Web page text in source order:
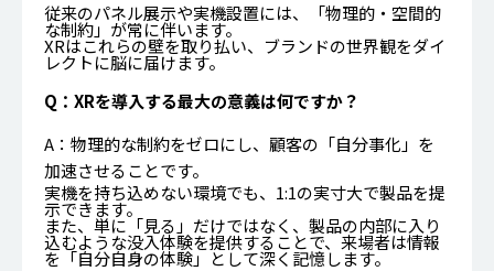
従来のパネル展示や実機設置には、「物理的・空間的
な制約」が常に伴います。
XRはこれらの壁を取り払い、ブランドの世界観をダイ
レクトに脳に届けます。
Q：XRを導入する最大の意義は何ですか？
A：物理的な制約をゼロにし、顧客の「自分事化」を
加速させることです。
実機を持ち込めない環境でも、1:1の実寸大で製品を提
示できます。
また、単に「見る」だけではなく、製品の内部に入り
込むような没入体験を提供することで、来場者は情報
を「自分自身の体験」として深く記憶します。